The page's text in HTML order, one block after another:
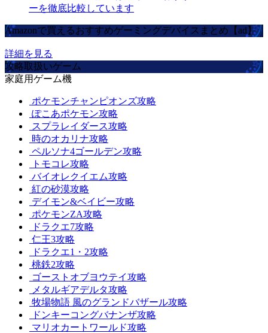
ーを徹底比較しています
Amazonで買えるおすすめゲーミングデバイスまとめ【ad】
詳細を見る
攻略取扱いゲーム
家庭用ゲーム機
ポケモンチャンピオンズ攻略
ぽこあポケモン攻略
スプラレイダース攻略
時のオカリナ攻略
ペルソナ4ゴールデン攻略
トモコレ攻略
バイオレクイエム攻略
紅の砂漠攻略
デイモン&ベイビー攻略
ポケモンZA攻略
ドラクエ7攻略
仁王3攻略
ドラクエ1・2攻略
桃鉄2攻略
ゴーストオブヨウテイ攻略
メタルギアデルタ攻略
牧場物語 風のグランドバザール攻略
ドンキーコングバナンザ攻略
マリオカートワールド攻略